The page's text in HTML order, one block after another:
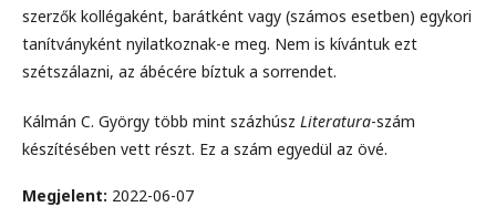
szerzők kollégaként, barátként vagy (számos esetben) egykori
tanítványként nyilatkoznak-e meg. Nem is kívántuk ezt
szétszálazni, az ábécére bíztuk a sorrendet.
Kálmán C. György több mint százhúsz Literatura-szám
készítésében vett részt. Ez a szám egyedül az övé.
Megjelent: 2022-06-07